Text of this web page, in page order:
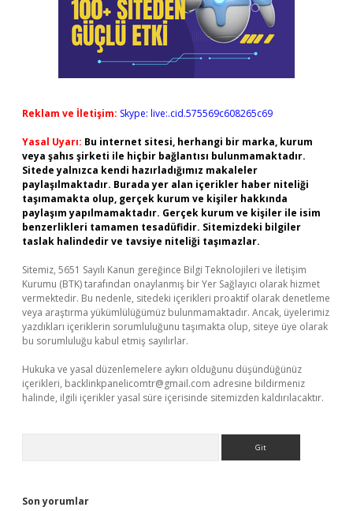
Reklam ve İletişim: Skype: live:.cid.575569c608265c69
Yasal Uyarı: Bu internet sitesi, herhangi bir marka, kurum
veya şahıs şirketi ile hiçbir bağlantısı bulunmamaktadır.
Sitede yalnızca kendi hazırladığımız makaleler
paylaşılmaktadır. Burada yer alan içerikler haber niteliği
taşımamakta olup, gerçek kurum ve kişiler hakkında
paylaşım yapılmamaktadır. Gerçek kurum ve kişiler ile isim
benzerlikleri tamamen tesadüfidir. Sitemizdeki bilgiler
taslak halindedir ve tavsiye niteliği taşımazlar.
Sitemiz, 5651 Sayılı Kanun gereğince Bilgi Teknolojileri ve İletişim
Kurumu (BTK) tarafından onaylanmış bir Yer Sağlayıcı olarak hizmet
vermektedir. Bu nedenle, sitedeki içerikleri proaktif olarak denetleme
veya araştırma yükümlülüğümüz bulunmamaktadır. Ancak, üyelerimiz
yazdıkları içeriklerin sorumluluğunu taşımakta olup, siteye üye olarak
bu sorumluluğu kabul etmiş sayılırlar.
Hukuka ve yasal düzenlemelere aykırı olduğunu düşündüğünüz
içerikleri, backlinkpanelicomtr@gmail.com adresine bildirmeniz
halinde, ilgili içerikler yasal süre içerisinde sitemizden kaldırılacaktır.
Son yorumlar